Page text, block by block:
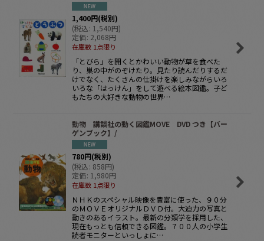
1,400円(税別)
(税込: 1,540円)
定価: 2,068円
在庫数 1点限り
「とびら」を開くとかわいい動物が草を食べた
り、巣の中がのぞけたり。見たり読んだりするだ
けでなく、たくさんの仕掛けを楽しみながらいろ
いろな「はっけん」をして遊べる絵本図鑑。子ど
もたちの大好きな動物の世界…
動物 講談社の動く図鑑MOVE DVD つき【バー
ゲンブック】/
780円(税別)
(税込: 858円)
定価: 1,980円
在庫数 1点限り
ＮＨＫのスペシャル映像を豊富に使った、９０分
のＭＯＶＥオリジナルＤＶＤ付。大迫力の写真と
動きのあるイラスト。最新の分類学を採用した、
現在もっとも信頼できる図鑑。７００人の小学生
読者モニターといっしょに…